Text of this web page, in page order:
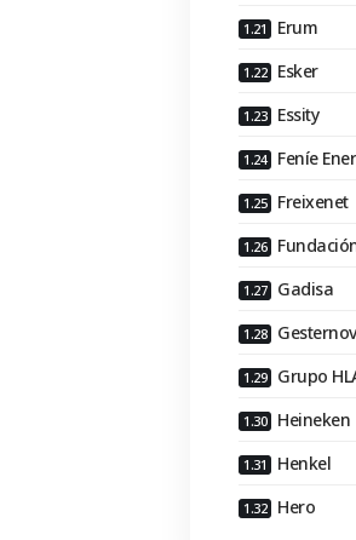
Erum
Esker
Essity
Feníe
Freixenet
Gadisa
Grupo
Heineken
Henkel
Hero